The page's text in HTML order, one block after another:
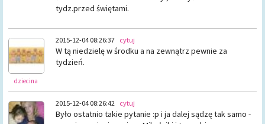
tydz.przed świętami.
dziecina
2015-12-04 08:26:37 cytuj
W tą niedzielę w środku a na zewnątrz pewnie za
tydzień.
2015-12-04 08:26:42 cytuj
Było ostatnio takie pytanie :p i ja dalej sądzę tak samo -